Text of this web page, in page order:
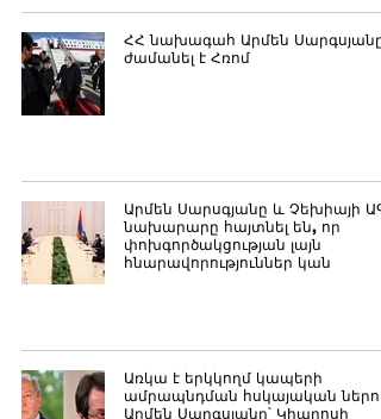
ՀՀ նախագահ Արմեն Սարգսյանը
ժամանել է Հռոմ
Արմեն Սարսգյանը և Չեխիայի ԱԳ
նախարարը հայտնել են, որ
փոխգործակցության լայն
հնարավորություններ կան
Առկա է երկկողմ կապերի
ամրապնդման հսկայական
Արմեն Սարգսյանը՝ Կիպրոսի